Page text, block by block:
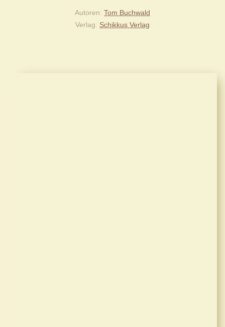
Autoren Tom Buchwald
Verlag Schikkus Verlag